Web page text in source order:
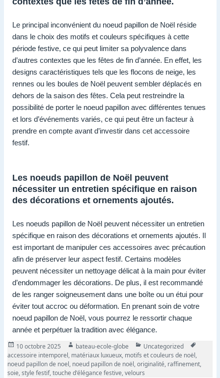
Le principal inconvénient du noeud papillon de Noël réside
dans le choix des motifs et couleurs spécifiques à cette
période festive, ce qui peut limiter sa polyvalence dans
d’autres contextes que les fêtes de fin d’année. En effet, les
designs caractéristiques tels que les flocons de neige, les
rennes ou les boules de Noël peuvent sembler déplacés en
dehors de la saison des fêtes. Cela peut restreindre la
possibilité de porter le noeud papillon avec différentes tenues
et lors d’événements variés, ce qui peut être un facteur à
prendre en compte avant d’investir dans cet accessoire
festif.
Les noeuds papillon de Noël peuvent
nécessiter un entretien spécifique en raison
des décorations et ornements ajoutés.
Les noeuds papillon de Noël peuvent nécessiter un entretien
spécifique en raison des décorations et ornements ajoutés. Il
est important de manipuler ces accessoires avec précaution
afin de préserver leur aspect festif. Certains modèles
peuvent nécessiter un nettoyage délicat à la main pour éviter
d’endommager les décorations. De plus, il est recommandé
de les ranger soigneusement dans une boîte ou un étui pour
éviter tout accroc ou déformation. En prenant soin de votre
noeud papillon de Noël, vous pourrez le ressortir chaque
année et perpétuer la tradition avec élégance.
Publié
le
10 octobre 2025 Auteur
bateau-ecole-globe Catégories
Uncategorized
accessoire intemporel, matériaux luxueux, motifs et couleurs de noël,
noeud papillon de noel, noeud papillon de noël,originalité, raffinement,
soie,style festif,touche d'élégance festive,velours